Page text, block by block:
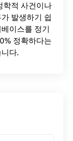
학적 사건이나
발생하기 쉽
이스를 정기
정확하다는
다.